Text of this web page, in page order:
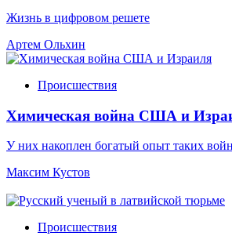
Жизнь в цифровом решете
Артем Ольхин
Происшествия
Химическая война США и
У них накоплен богатый опыт таких войн
Максим Кустов
Происшествия